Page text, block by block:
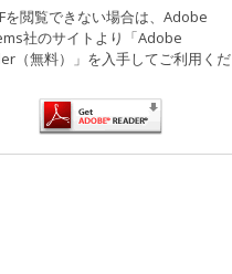
を閲覧できない場合は、Adobe
社のサイトより「Adobe
（無料）」を入手してご利用くだ